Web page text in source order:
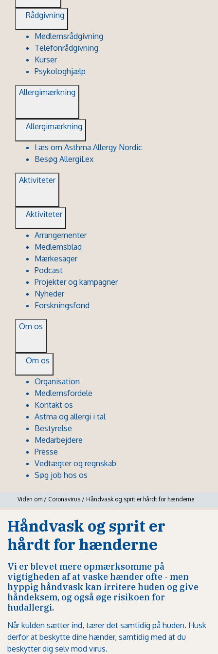
Rådgivning
Medlemsrådgivning
Telefonrådgivning
Kurser
Psykologhjælp
Allergimærkning
Allergimærkning
Læs om Asthma Allergy Nordic
Besøg AllergiLex
Aktiviteter
Aktiviteter
Arrangementer
Medlemsblad
Mærkesager
Podcast
Projekter og kampagner
Nyheder
Forskningsfond
Om os
Om os
Organisation
Medlemsfordele
Kontakt os
Astma og allergi i tal
Bestyrelse
Medarbejdere
Presse
Vedtægter og regnskab
Søg job hos os
Viden om / Coronavirus / Håndvask og sprit er hårdt for hænderne
Håndvask og sprit er
hårdt for hænderne
Vi er blevet mere opmærksomme på
vigtigheden af at vaske hænder ofte - men
hyppig håndvask kan irritere huden og give
håndeksem, og også øge risikoen for
hudallergi.
Når kulden sætter ind, tærer det samtidig på huden. Husk
derfor at beskytte dine hænder, samtidig med at du
beskytter dig selv mod virus.